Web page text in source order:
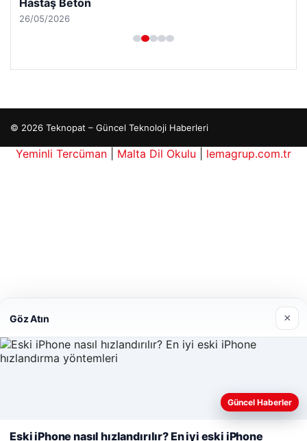
26/05/2026
© 2026 Teknopat – Güncel Teknoloji Haberleri
Web sitemizi nasıl kullandığınızı daha iyi anlayabilmek,
Göz Atın ×
Güncel Haberler
Eski iPhone nasıl hızlandırılır? En iyi eski iPhone
Yeminli Tercüman Malta Dil Okulu
lemagrup.com.tr